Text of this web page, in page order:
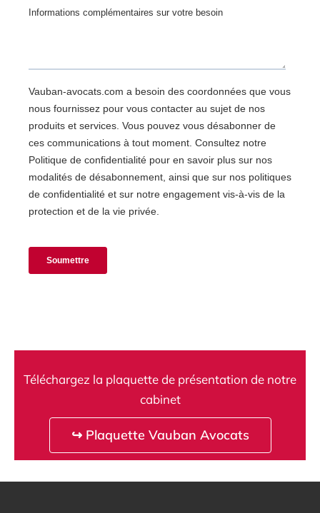
Téléchargez la plaquette de présentation de notre
cabinet
↪ Plaquette Vauban Avocats